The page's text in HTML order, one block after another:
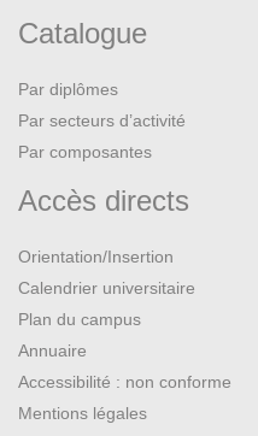
Catalogue
Par diplômes
Par secteurs d’activité
Par composantes
Accès directs
Orientation/Insertion
Calendrier universitaire
Plan du campus
Annuaire
Accessibilité : non conforme
Mentions légales